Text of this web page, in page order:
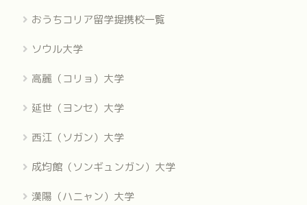
おうちコリア留学提携校一覧
ソウル大学
高麗（コリョ）大学
延世（ヨンセ）大学
西江（ソガン）大学
成均館（ソンギュンガン）大学
漢陽（ハニャン）大学